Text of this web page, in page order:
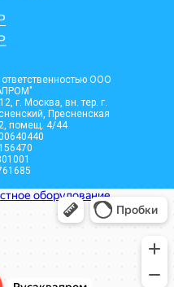
ООО
г. Москва, вн. тер. г.
Пресненская
помещ. 4/44